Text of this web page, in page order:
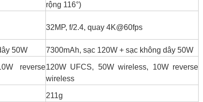
rộng 116°)
32MP, f/2.4, quay 4K@60fps
50W 7300mAh, sạc 120W + sạc không dây 50W
reverse120W UFCS, 50W wireless, 10W reverse
wireless
211g